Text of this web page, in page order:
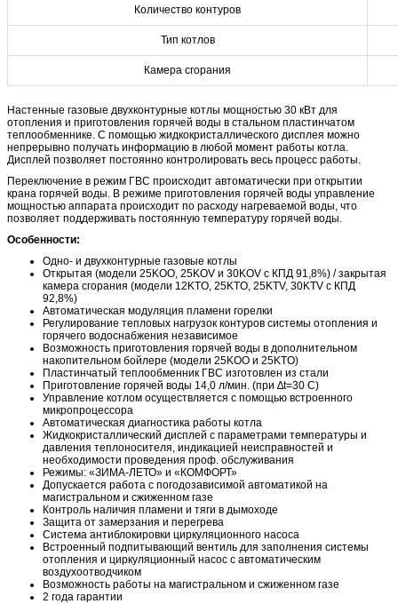
Количество контуров
Тип котлов
Камера сгорания
Настенные газовые двухконтурные котлы мощностью 30 кВт для
отопления и приготовления горячей воды в стальном пластинчатом
теплообменнике. С помощью жидкокристаллического дисплея можно
непрерывно получать информацию в любой момент работы котла.
Дисплей позволяет постоянно контролировать весь процесс работы.
Переключение в режим ГВС происходит автоматически при открытии
крана горячей воды. В режиме приготовления горячей воды управление
мощностью аппарата происходит по расходу нагреваемой воды, что
позволяет поддерживать постоянную температуру горячей воды.
Особенности:
Одно- и двухконтурные газовые котлы
Открытая (модели 25KOO, 25KOV и 30KOV с КПД 91,8%) / закрытая
камера сгорания (модели 12KTO, 25KTO, 25KTV, 30KTV с КПД
92,8%)
Автоматическая модуляция пламени горелки
Регулирование тепловых нагрузок контуров системы отопления и
горячего водоснабжения независимое
Возможность приготовления горячей воды в дополнительном
накопительном бойлере (модели 25KOO и 25KTO)
Пластинчатый теплообменник ГВС изготовлен из стали
Приготовление горячей воды 14,0 л/мин. (при ∆t=30 C)
Управление котлом осуществляется с помощью встроенного
микропроцессора
Автоматическая диагностика работы котла
Жидкокристаллический дисплей с параметрами температуры и
давления теплоносителя, индикацией неисправностей и
необходимости проведения проф. обслуживания
Режимы: «ЗИМА-ЛЕТО» и «КОМФОРТ»
Допускается работа с погодозависимой автоматикой на
магистральном и сжиженном газе
Контроль наличия пламени и тяги в дымоходе
Защита от замерзания и перегрева
Система антиблокировки циркуляционного насоса
Встроенный подпитывающий вентиль для заполнения системы
отопления и циркуляционный насос с автоматическим
воздухоотводчиком
Возможность работы на магистральном и сжиженном газе
2 года гарантии